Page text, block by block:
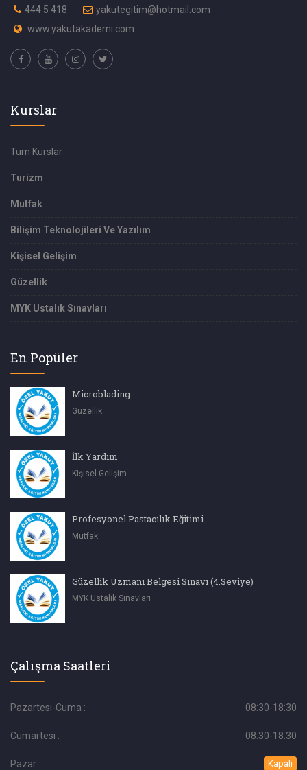
444 5 418
yakutegitim@hotmail.com
www.yakutakademi.com
Kurslar
Tüm Kurslar
Turizm
Mutfak
Bilişim Teknolojileri Ve Yazılım
Kişisel Gelişim
Güzellik
MYK Ustalık Sınavları
En Popüler
Microblading
Güzellik
İlk Yardım
Kişisel Gelişim
Profesyonel Pastacılık Eğitimi
Mutfak
Güzellik Uzmanı Belgesi Sınavı (4.Seviye)
MYK Ustalık Sınavları
Çalışma Saatleri
Pazartesi-Cuma : 08:30-18:30
Cumartesi : 08:30-18:30
Pazar : Kapalı